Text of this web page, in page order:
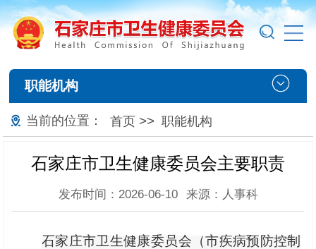
职能机构
当前的位置： 首页>> 职能机构
石家庄市卫生健康委员会主要职责
发布时间：2026-06-10 来源：人事科
石家庄市卫生健康委员会（市疾病预防控制